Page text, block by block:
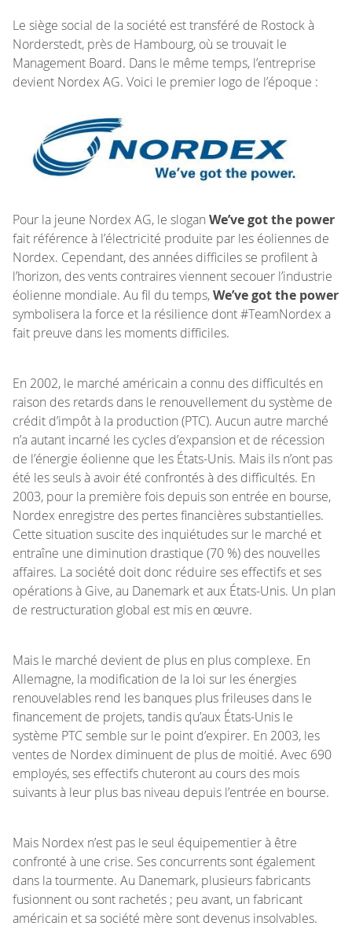
Le siège social de la société est transféré de Rostock à
Norderstedt, près de Hambourg, où se trouvait le
Management Board. Dans le même temps, l’entreprise
devient Nordex AG. Voici le premier logo de l’époque :
Pour la jeune Nordex AG, le slogan We’ve got the power
fait référence à l’électricité produite par les éoliennes de
Nordex. Cependant, des années difficiles se profilent à
l’horizon, des vents contraires viennent secouer l’industrie
éolienne mondiale. Au fil du temps,We’ve got the power
symbolisera la force et la résilience dont #TeamNordex a
fait preuve dans les moments difficiles.
En 2002, le marché américain a connu des difficultés en
raison des retards dans le renouvellement du système de
crédit d’impôt à la production (PTC). Aucun autre marché
n’a autant incarné les cycles d’expansion et de récession
de l’énergie éolienne que les États-Unis. Mais ils n’ont pas
été les seuls à avoir été confrontés à des difficultés. En
2003, pour la première fois depuis son entrée en bourse,
Nordex enregistre des pertes financières substantielles.
Cette situation suscite des inquiétudes sur le marché et
entraîne une diminution drastique (70 %) des nouvelles
affaires. La société doit donc réduire ses effectifs et ses
opérations à Give, au Danemark et aux États-Unis. Un plan
de restructuration global est mis en œuvre.
Mais le marché devient de plus en plus complexe. En
Allemagne, la modification de la loi sur les énergies
renouvelables rend les banques plus frileuses dans le
financement de projets, tandis qu’aux États-Unis le
système PTC semble sur le point d’expirer. En 2003, les
ventes de Nordex diminuent de plus de moitié. Avec 690
employés, ses effectifs chuteront au cours des mois
suivants à leur plus bas niveau depuis l’entrée en bourse.
Mais Nordex n’est pas le seul équipementier à être
confronté à une crise. Ses concurrents sont également
dans la tourmente. Au Danemark, plusieurs fabricants
fusionnent ou sont rachetés ; peu avant, un fabricant
américain et sa société mère sont devenus insolvables.